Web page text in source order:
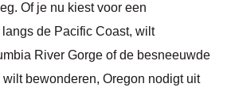
Of je nu kiest voor een
de Pacific Coast, wilt
River Gorge of de besneeuwde
bewonderen, Oregon nodigt uit